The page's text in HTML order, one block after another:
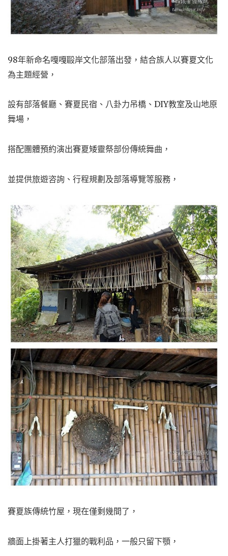
98年新命名嘎嘎毆岸文化部落出發，結合族人以賽夏文化
為主題經營，
設有部落餐廳、賽夏民宿、八卦力吊橋、DIY教室及山地原
舞場，
搭配團體預約演出賽夏矮靈祭部份傳統舞曲，
並提供旅遊咨詢、行程規劃及部落導覽等服務，
賽夏族傳統竹屋，現在僅剩幾間了，
牆面上掛著主人打獵的戰利品，一般只留下顎，